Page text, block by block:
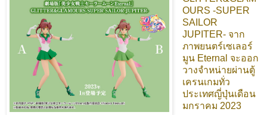
OURS -SUPER
SAILOR
JUPITER- จาก
ภาพยนตร์เซเลอร์
มูน Eternal จะออก
วางจำหน่ายผ่านตู้
เครนเกมทั่ว
ประเทศญี่ปุ่นเดือน
มกราคม 2023